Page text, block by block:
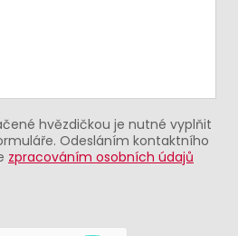
hvězdičkou je nutné vyplňit
Odesláním kontaktního
zpracováním osobních údajů